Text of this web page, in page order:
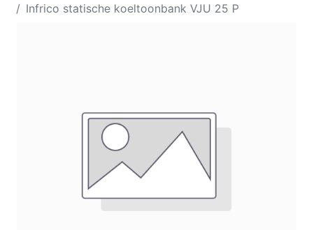
Infrico statische koeltoonbank VJU 25 P